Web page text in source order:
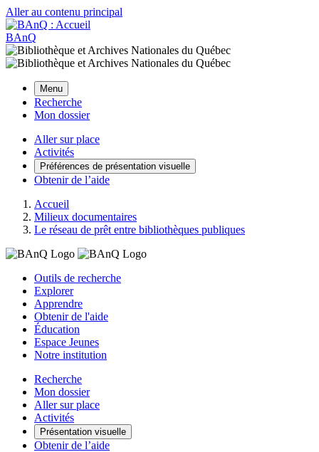
Aller au contenu principal
BAnQ
Menu
Recherche
Mon dossier
Aller sur place
Activités
Préférences de présentation visuelle
Obtenir de l’aide
Accueil
Milieux documentaires
Le réseau de prêt entre bibliothèques publiques
Outils de recherche
Explorer
Apprendre
Obtenir de l'aide
Éducation
Espace Jeunes
Notre institution
Recherche
Mon dossier
Aller sur place
Activités
Présentation visuelle
Obtenir de l’aide